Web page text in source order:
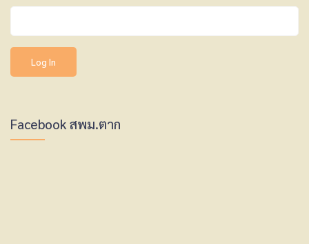
Facebook สพม.ตาก